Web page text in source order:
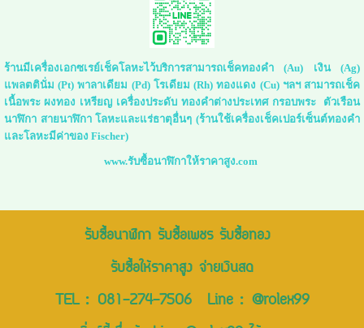
ร้านมีเครื่องเอกซเรย์เช็คโลหะไว้บริการสามารถเช็คทองคำ (Au) เงิน (Ag)
แพลตตินั่ม (Pt) พาลาเดียม (Pd) โรเดียม (Rh) ทองแดง (Cu) ฯลฯ สามารถเช็ค
เนื้อพระ ผงทอง เหรียญ เครื่องประดับ ทองคำต่างประเทศ กรอบพระ ตัวเรือน
นาฬิกา สายนาฬิกา โลหะและแร่ธาตุอื่นๆ (ร้านใช้เครื่องเช็คเปอร์เซ็นต์ทองคำ
และโลหะมีค่าของ Fischer)
www.รับซื้อนาฬิกาให้ราคาสูง.com
รับซื้อนาฬิกา รับซื้อเพชร รับซื้อทอง
รับซื้อให้ราคาสูง จ่ายเงินสด
TEL : 081-274-7506Line : @rolex99